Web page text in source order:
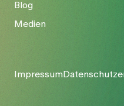
Blog
Medien
Impressum